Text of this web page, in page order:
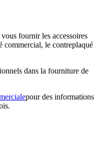
fournir les accessoires
commercial, le contreplaqué
dans la fourniture de
pour des informations